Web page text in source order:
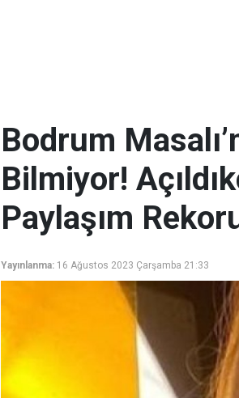
Bodrum
Bilmiyor!
Paylaşım
Yayınlanma: 16 Ağustos 2023 Çarşamba 21:33